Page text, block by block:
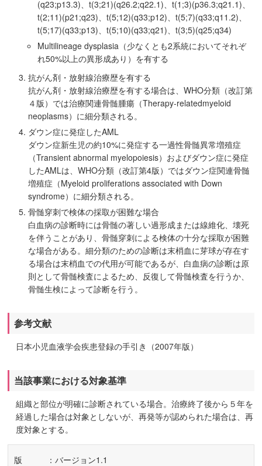
(q23;p13.3)、t(3;21)(q26.2;q22.1)、t(1;3)(p36.3;q21.1)、
t(2;11)(p21;q23)、t(5;12)(q33;p12)、t(5;7)(q33;q11.2)、
t(5;17)(q33;p13)、t(5;10)(q33;q21)、t(3;5)(q25;q34)
Multilineage dysplasia（少なくとも2系統においてそれぞ
れ50%以上の異形成あり）を有する
抗がん剤・放射線治療歴を有する
抗がん剤・放射線治療歴を有する場合は、WHO分類（改訂第
４版）では治療関連骨髄腫瘍（Therapy-relatedmyeloid
neoplasms）に細分類される。
ダウン症に発症したAML
ダウン症新生児の約10%に発症する一過性骨髄異常増殖症
（Transient abnormal myelopoiesis）およびダウン症に発症
したAMLは、WHO分類（改訂第4版）ではダウン症関連骨髄
増殖症（Myeloid proliferations associated with Down
syndrome）に細分類される。
骨髄穿刺で検体の採取が困難な場合
白血病の診断時には骨髄の著しい過形成または線維化、壊死
を伴うことがあり、骨髄穿刺による検体の十分な採取が困難
な場合がある。細分類のための診断は末梢血に芽球が存在す
る場合は末梢血での代用が可能であるが、白血病の診断は原
則として骨髄検査によるため、反復して骨髄検査を行うか、
骨髄生検によって診断を行う。
参考文献
日本小児血液学会疾患登録の手引き（2007年版）
当該事業における対象基準
組織と部位が明確に診断されている場合。治療終了後から５年を
経過した場合は対象としないが、再発等が認められた場合は、再
度対象とする。
版
：バージョン1.1